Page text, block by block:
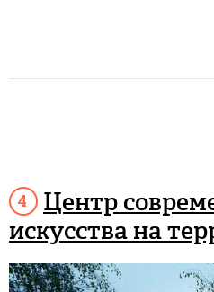
Центр
искусства на